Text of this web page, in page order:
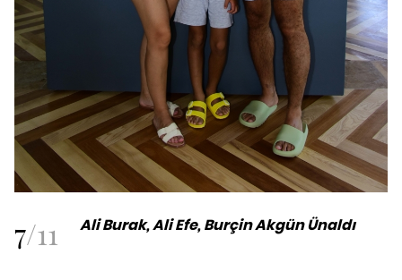
7/11 Ali Burak, Ali Efe, Burçin Akgün Ünaldı